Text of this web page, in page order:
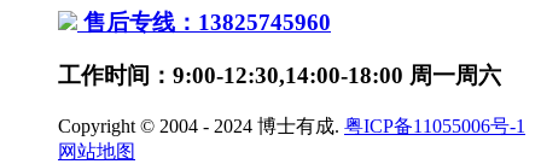
售后专线：13825745960
工作时间：9:00-12:30,14:00-18:00 周一周六
Copyright © 2004 - 2024 博士有成. 粤ICP备11055006号-1
网站地图